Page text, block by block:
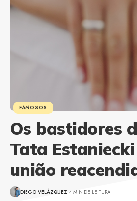
FAMOSOS
Os bastidores
Tata
união
DIEGO VELÁZQUEZ 4 MIN DE LEITURA